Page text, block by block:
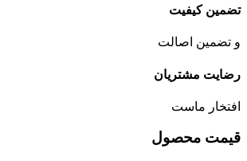
تضمین کیفیت
و تضمین اصالت
رضایت مشتریان
افتخار ماست
قیمت محصول